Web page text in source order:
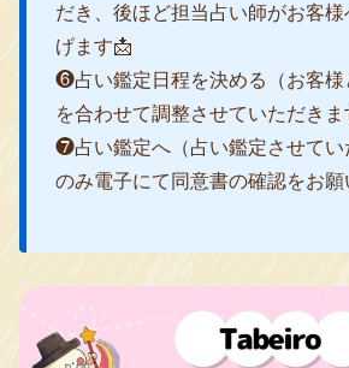
だき、後ほど担当占い師がお客
げます📩
❻占い鑑定日程を決める（お客様
を合わせて調整させていただきま
❼占い鑑定へ（占い鑑定させてい
のみ電子にて同意書の確認をお願